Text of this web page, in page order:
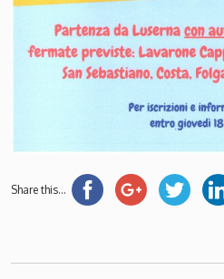
Share this...